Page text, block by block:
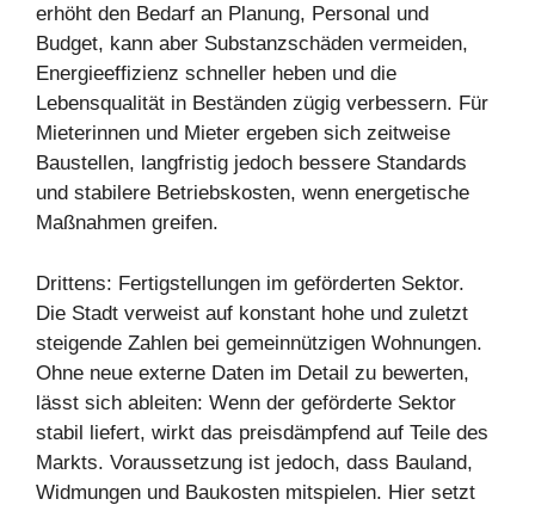
erhöht den Bedarf an Planung, Personal und
Budget, kann aber Substanzschäden vermeiden,
Energieeffizienz schneller heben und die
Lebensqualität in Beständen zügig verbessern. Für
Mieterinnen und Mieter ergeben sich zeitweise
Baustellen, langfristig jedoch bessere Standards
und stabilere Betriebskosten, wenn energetische
Maßnahmen greifen.
Drittens: Fertigstellungen im geförderten Sektor.
Die Stadt verweist auf konstant hohe und zuletzt
steigende Zahlen bei gemeinnützigen Wohnungen.
Ohne neue externe Daten im Detail zu bewerten,
lässt sich ableiten: Wenn der geförderte Sektor
stabil liefert, wirkt das preisdämpfend auf Teile des
Markts. Voraussetzung ist jedoch, dass Bauland,
Widmungen und Baukosten mitspielen. Hier setzt